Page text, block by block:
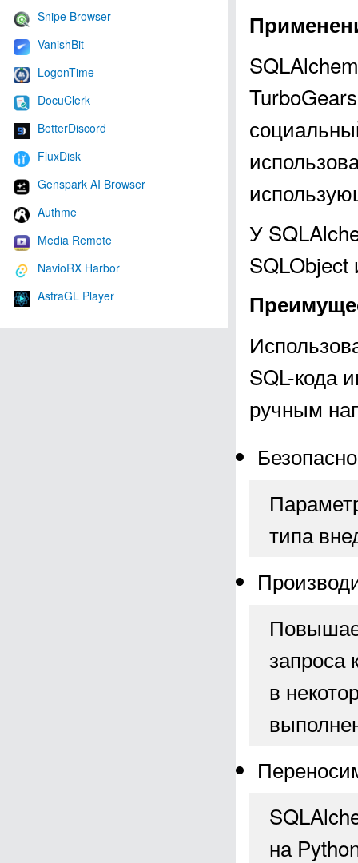
Snipe Browser
VanishBit
LogonTime
DocuClerk
BetterDiscord
FluxDisk
Genspark AI Browser
Authme
Media Remote
NavioRX Harbor
AstraGL Player
У
SQLObject
SQL-кода
ручным
типа
запроса
в
на